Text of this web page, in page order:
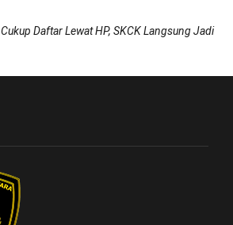
Cukup Daftar Lewat HP, SKCK Langsung Jadi